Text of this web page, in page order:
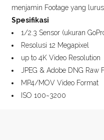
menjamin Footage yang
Spesifikasi
1/2.3 Sensor (ukuran
Resolusi 12 Megapixel
up to 4K Video Resolution
JPEG & Adobe DNG Raw
MP4/MOV Video Format
ISO 100~3200